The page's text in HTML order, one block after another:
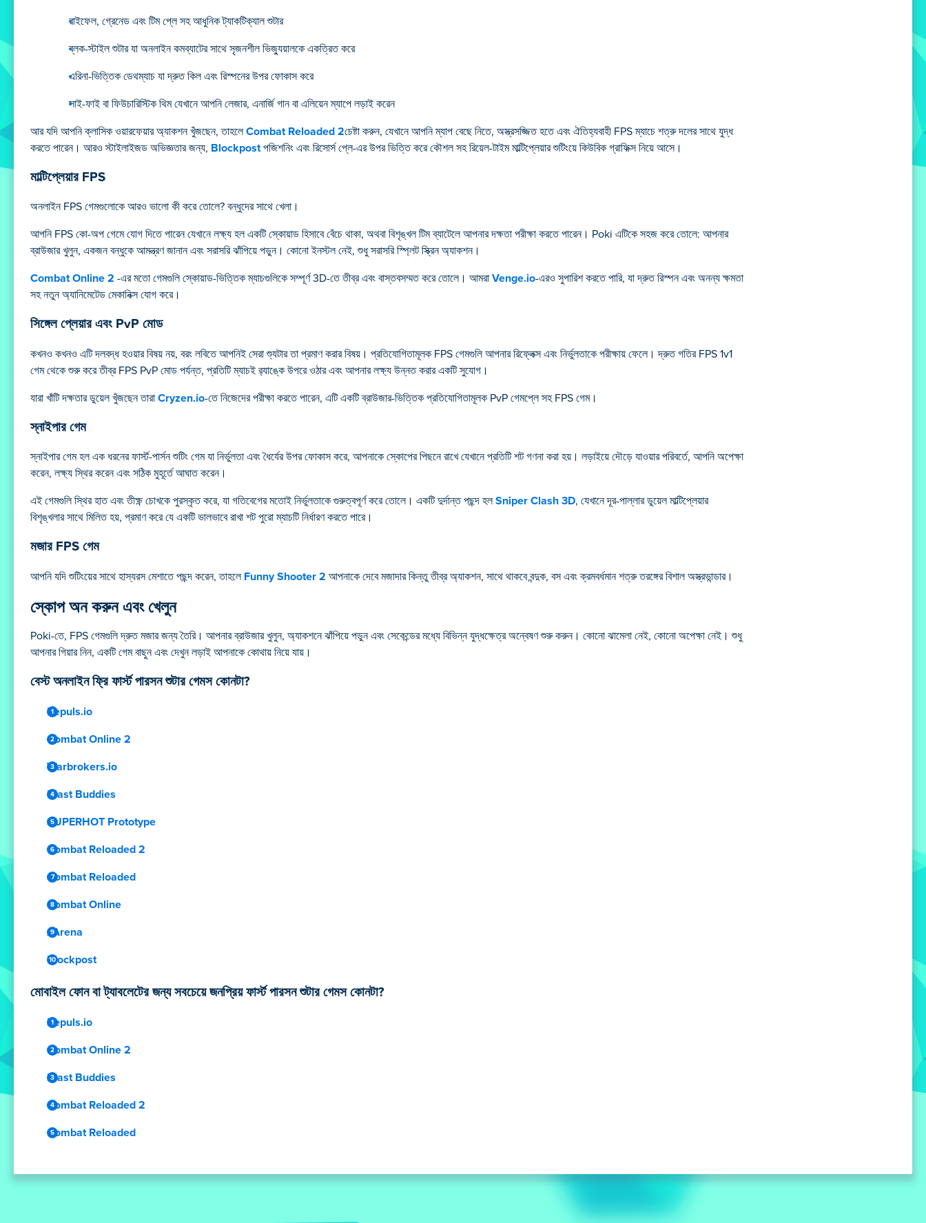
রাইফেল, গ্রেনেড এবং টিম প্লে সহ আধুনিক ট্যাকটিক্যাল শুটার
ব্লক-স্টাইল শুটার যা অনলাইন কমব্যাটের সাথে সৃজনশীল ভিজ্যুয়ালকে একত্রিত করে
এরিনা-ভিত্তিক ডেথম্যাচ যা দ্রুত কিল এবং রিস্পনের উপর ফোকাস করে
সাই-ফাই বা ফিউচারিস্টিক থিম যেখানে আপনি লেজার, এনার্জি গান বা এলিয়েন ম্যাপে লড়াই করেন
আর যদি আপনি ক্লাসিক ওয়ারফেয়ার অ্যাকশন খুঁজছেন, তাহলেCombat Reloaded 2চেষ্টা করুন, যেখানে আপনি ম্যাপ বেছে নিতে, অস্ত্রসজ্জিত হতে এবং ঐতিহ্যবাহী FPS ম্যাচে শত্রু দলের সাথে যুদ্ধ
করতে পারেন। আরও স্টাইলাইজড অভিজ্ঞতার জন্য, Blockpost পজিশনিং এবং রিসোর্স প্লে-এর উপর ভিত্তি করে কৌশল সহ রিয়েল-টাইম মাল্টিপ্লেয়ার শুটিংয়ে কিউবিক গ্রাফিক্স নিয়ে আসে।
মাল্টিপ্লেয়ার FPS
অনলাইন FPS গেমগুলোকে আরও ভালো কী করে তোলে? বন্ধুদের সাথে খেলা।
আপনি FPS কো-অপ গেমে যোগ দিতে পারেন যেখানে লক্ষ্য হল একটি স্কোয়াড হিসাবে বেঁচে থাকা, অথবা বিশৃঙ্খল টিম ব্যাটেলে আপনার দক্ষতা পরীক্ষা করতে পারেন। Poki এটিকে সহজ করে তোলে: আপনার
ব্রাউজার খুলুন, একজন বন্ধুকে আমন্ত্রণ জানান এবং সরাসরি ঝাঁপিয়ে পড়ুন। কোনো ইনস্টল নেই, শুধু সরাসরি স্প্লিট স্ক্রিন অ্যাকশন।
Combat Online 2 -এর মতো গেমগুলি স্কোয়াড-ভিত্তিক ম্যাচগুলিকে সম্পূর্ণ 3D-তে তীব্র এবং বাস্তবসম্মত করে তোলে। আমরা Venge.io-এরও সুপারিশ করতে পারি, যা দ্রুত রিস্পন এবং অনন্য ক্ষমতা
সহ নতুন অ্যানিমেটেড মেকানিক্স যোগ করে।
সিঙ্গেল প্লেয়ার এবং PvP মোড
কখনও কখনও এটি দলবদ্ধ হওয়ার বিষয় নয়, বরং লবিতে আপনিই সেরা শ্যুটার তা প্রমাণ করার বিষয়। প্রতিযোগিতামূলক FPS গেমগুলি আপনার রিফ্লেক্স এবং নির্ভুলতাকে পরীক্ষায় ফেলে। দ্রুত গতির FPS 1v1
গেম থেকে শুরু করে তীব্র FPS PvP মোড পর্যন্ত, প্রতিটি ম্যাচই র‍্যাঙ্কে উপরে ওঠার এবং আপনার লক্ষ্য উন্নত করার একটি সুযোগ।
যারা খাঁটি দক্ষতার ডুয়েল খুঁজছেন তারা Cryzen.io-তে নিজেদের পরীক্ষা করতে পারেন, এটি একটি ব্রাউজার-ভিত্তিক প্রতিযোগিতামূলক PvP গেমপ্লে সহ FPS গেম।
স্নাইপার গেম
স্নাইপার গেম হল এক ধরনের ফার্স্ট-পার্সন শুটিং গেম যা নির্ভুলতা এবং ধৈর্যের উপর ফোকাস করে, আপনাকে স্কোপের পিছনে রাখে যেখানে প্রতিটি শট গণনা করা হয়। লড়াইয়ে দৌড়ে যাওয়ার পরিবর্তে, আপনি অপেক্ষা
করেন, লক্ষ্য স্থির করেন এবং সঠিক মুহূর্তে আঘাত করেন।
এই গেমগুলি স্থির হাত এবং তীক্ষ্ণ চোখকে পুরস্কৃত করে, যা গতিবেগের মতোই নির্ভুলতাকে গুরুত্বপূর্ণ করে তোলে। একটি দুর্দান্ত পছন্দ হলSniper Clash 3D, যেখানে দূর-পাল্লার ডুয়েল মাল্টিপ্লেয়ার
বিশৃঙ্খলার সাথে মিলিত হয়, প্রমাণ করে যে একটি ভালভাবে রাখা শট পুরো ম্যাচটি নির্ধারণ করতে পারে।
মজার FPS গেম
আপনি যদি শুটিংয়ের সাথে হাস্যরস মেশাতে পছন্দ করেন, তাহলে Funny Shooter 2 আপনাকে দেবে মজাদার কিন্তু তীব্র অ্যাকশন, সাথে থাকবে বন্দুক, বস এবং ক্রমবর্ধমান শত্রু তরঙ্গের বিশাল অস্ত্রভান্ডার।
স্কোপ অন করুন এবং খেলুন
Poki-তে, FPS গেমগুলি দ্রুত মজার জন্য তৈরি। আপনার ব্রাউজার খুলুন, অ্যাকশনে ঝাঁপিয়ে পড়ুন এবং সেকেন্ডের মধ্যে বিভিন্ন যুদ্ধক্ষেত্র অন্বেষণ শুরু করুন। কোনো ঝামেলা নেই, কোনো অপেক্ষা নেই। শুধু
আপনার গিয়ার নিন, একটি গেম বাছুন এবং দেখুন লড়াই আপনাকে কোথায় নিয়ে যায়।
বেস্ট অনলাইন ফ্রি ফার্স্ট পারসন শুটার গেমস কোনটা?
Repuls.io
Combat Online 2
Warbrokers.io
Blast Buddies
SUPERHOT Prototype
Combat Reloaded 2
Combat Reloaded
Combat Online
xArena
Blockpost
মোবাইল ফোন বা ট্যাবলেটের জন্য সবচেয়ে জনপ্রিয় ফার্স্ট পারসন শুটার গেমস কোনটা?
Repuls.io
Combat Online 2
Blast Buddies
Combat Reloaded 2
Combat Reloaded